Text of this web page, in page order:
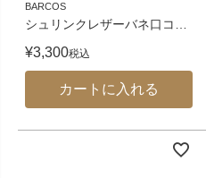
BARCOS
シュリンクレザーバネ口コ
¥3,300税込
カートに入れる